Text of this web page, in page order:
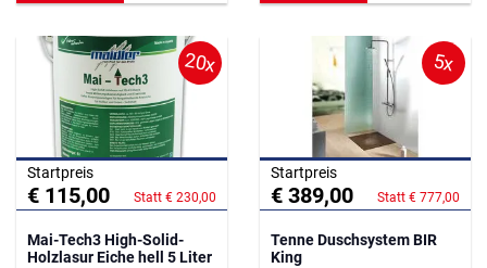
20x
Startpreis
€ 115,00 Statt € 230,00
Mai-Tech3 High-Solid-
Holzlasur Eiche hell 5 Liter
5x
Startpreis
€ 389,00 Statt € 777,00
Tenne Duschsystem BIR
King